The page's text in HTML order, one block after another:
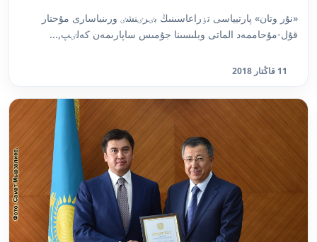
«نۇر وتان» پارتيياسى تٶراعاسىنىڭ بٸرٸنشٸ ورىنباسارى مۇحتار
قۇل-مۇحاممەد الماتى وبلىسىنا جۇمىس ساپارىمەن كەلٸپ,...
11 قاڭتار 2018